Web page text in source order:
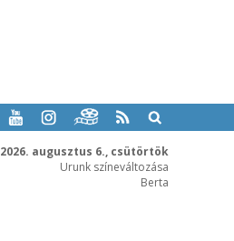
2026. augusztus 6., csütörtök
Urunk színeváltozása
Berta